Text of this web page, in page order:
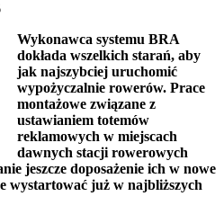
Wykonawca systemu BRA
dokłada wszelkich starań, aby
jak najszybciej uruchomić
wypożyczalnie rowerów. Prace
montażowe związane z
ustawianiem totemów
reklamowych w miejscach
dawnych stacji rowerowych
jeszcze doposażenie ich w nowe
wystartować już w najbliższych